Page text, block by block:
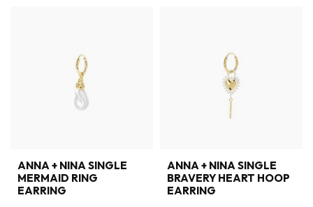
ANNA + NINA SINGLE
MERMAID RING
EARRING
ANNA + NINA SINGLE
BRAVERY HEART HOOP
EARRING